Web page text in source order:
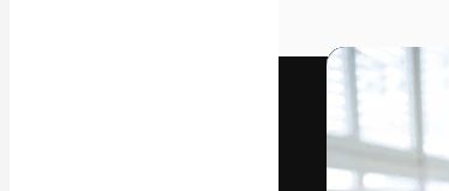
Vídeos
Clipes de vídeo
Modelos de vídeos
Ícones
Modelos 3D
Fontes